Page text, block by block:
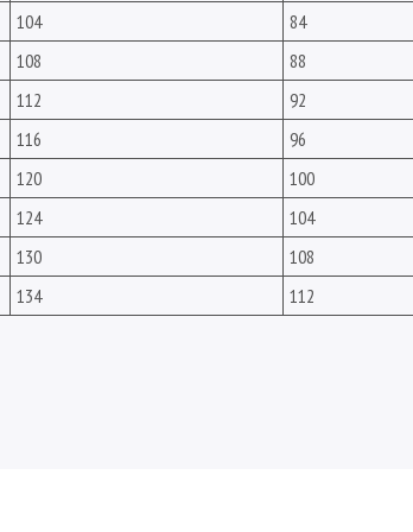
104
84
108
88
112
92
116
96
120
100
124
104
130
108
134
112